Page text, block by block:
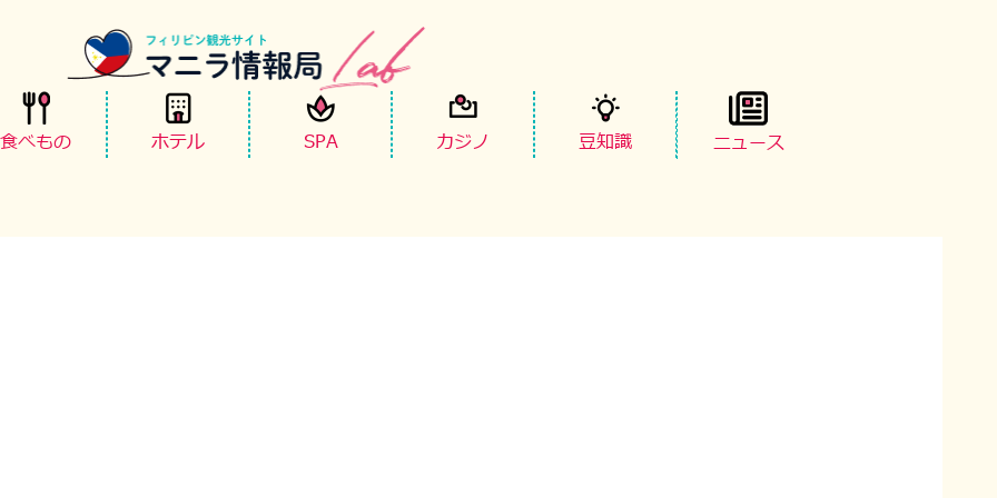
食べもの ホテル SPA カジノ 豆知識 ニュース